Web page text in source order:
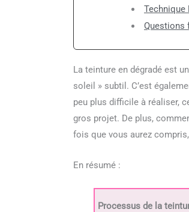
Technique
Questions
La teinture en dégradé est
soleil » subtil. C’est
peu plus difficile à réaliser,
gros projet. De plus,
fois que vous aurez
En résumé :
Processus de la